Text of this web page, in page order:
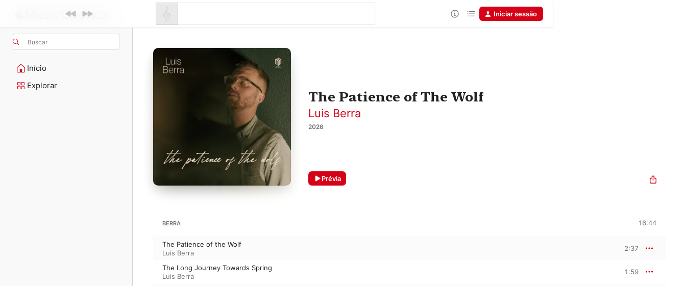
Buscar
Início
Explorar
Iniciar sessão
The Patience of The Wolf
Luis Berra
2026
Prévia
BERRA 16:44
The Patience of the Wolf
Luis Berra
2:37
The Long Journey Towards Spring
Luis Berra
1:59